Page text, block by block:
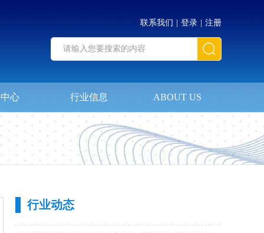
联系我们 登录 注册
心 行业信息 ABOUT US
行业动态